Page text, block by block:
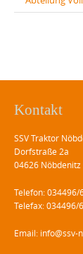
Kontakt
SSV Traktor
Dorfstraße 2a
04626 Nöbdenitz
Telefon: 034496/
Telefax: 034496/
Email: info@ssv-